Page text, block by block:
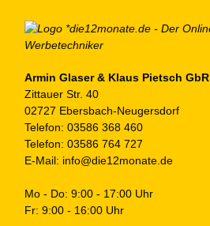
Armin Glaser & Klaus Pietsch GbR
Zittauer Str. 40
02727 Ebersbach-Neugersdorf
Telefon: 03586 368 460
Telefon: 03586 764 727
E-Mail: info@die12monate.de
Mo - Do: 9:00 - 17:00 Uhr
Fr: 9:00 - 16:00 Uhr